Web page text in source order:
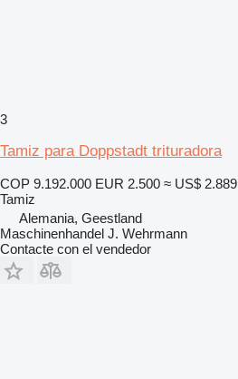
3
Tamiz para Doppstadt trituradora
COP 9.192.000 EUR 2.500 ≈ US$ 2.889
Tamiz
Alemania, Geestland
Maschinenhandel J. Wehrmann
Contacte con el vendedor